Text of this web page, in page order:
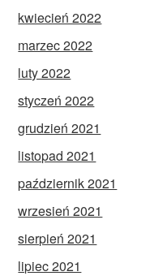
kwiecień 2022
marzec 2022
luty 2022
styczeń 2022
grudzień 2021
listopad 2021
październik 2021
wrzesień 2021
sierpień 2021
lipiec 2021